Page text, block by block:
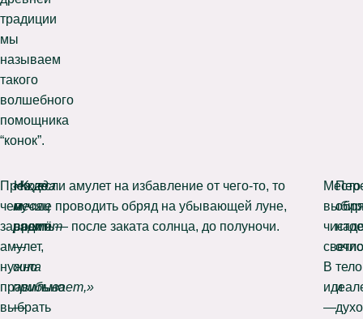
традиции
мы
называем
такого
волшебного
помощника
“конок”.
Прежде
чем
зарядить
амулет,
нужно
правильно
выбрать
«Когда
месяц
растёт
—
сила
прибывает,»
—
Но, если амулет на избавление от чего-то, то
лучше проводить обряд на убывающей луне,
время — после заката солнца, до полуночи.
Место
В
—
и